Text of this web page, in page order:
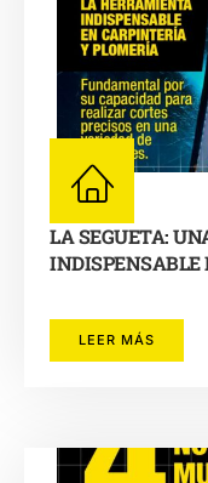
LA SEGUETA:
INDISPENSABLE
LEER MÁS